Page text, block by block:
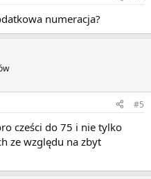
numeracja?
#5
cześci do 75 i nie tylko
ze względu na zbyt